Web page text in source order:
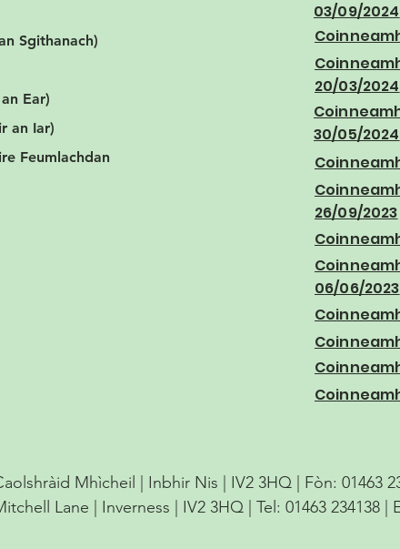
Sgithanach)
Ear)
an Iar)
Feumlachdan
03/09/2024
20/03/2024
30/05/2024
26/09/2023
06/06/2023
Mhìcheil | Inbhir Nis | IV2 3HQ | Fòn: 01463
Lane | Inverness | IV2 3HQ | Tel: 01463 234138 |